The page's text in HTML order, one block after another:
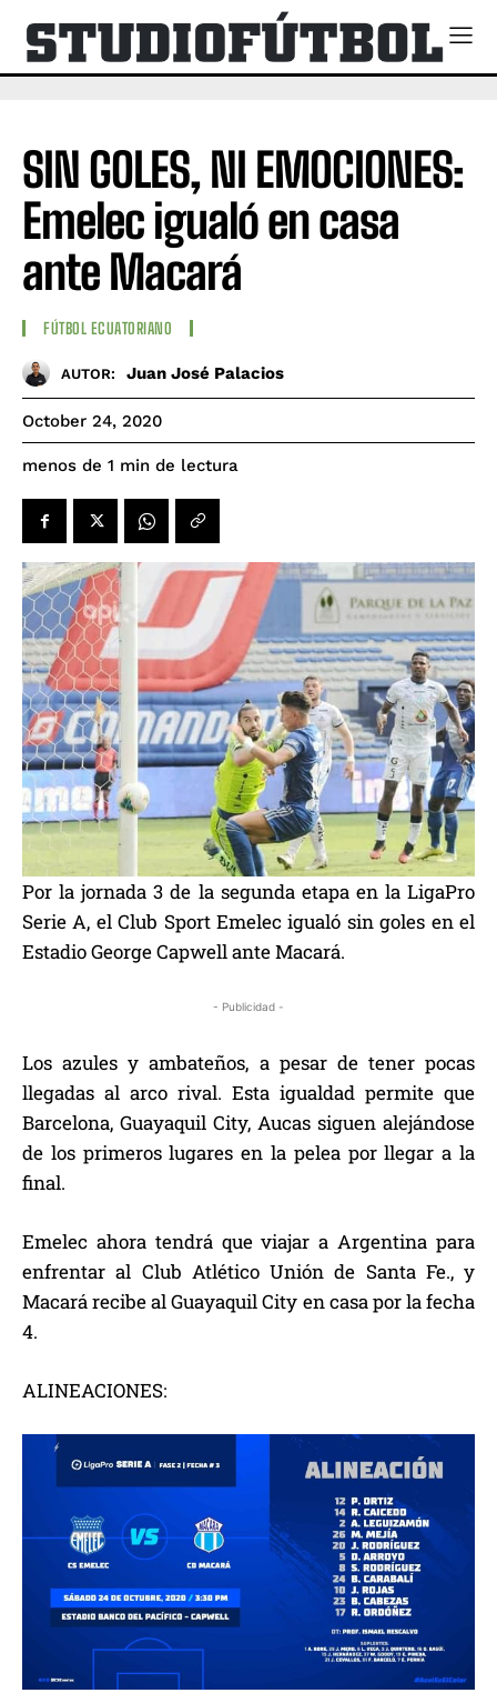
SIN GOLES, NI EMOCIONES:
Emelec igualó en casa
ante Macará
FÚTBOL ECUATORIANO
AUTOR: Juan José Palacios
October 24, 2020
menos de 1 min de lectura
Por la jornada 3 de la segunda etapa en la LigaPro
Serie A, el Club Sport Emelec igualó sin goles en el
Estadio George Capwell ante Macará.
- Publicidad -
Los azules y ambateños, a pesar de tener pocas
llegadas al arco rival. Esta igualdad permite que
Barcelona, Guayaquil City, Aucas siguen alejándose
de los primeros lugares en la pelea por llegar a la
final.
Emelec ahora tendrá que viajar a Argentina para
enfrentar al Club Atlético Unión de Santa Fe., y
Macará recibe al Guayaquil City en casa por la fecha
4.
ALINEACIONES: